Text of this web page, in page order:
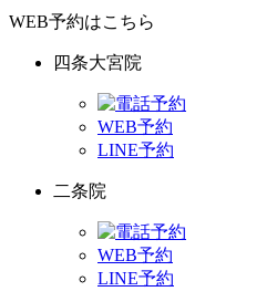
WEB予約はこちら
四条大宮院
WEB予約
LINE予約
二条院
WEB予約
LINE予約